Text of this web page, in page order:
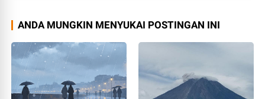
ANDA MUNGKIN MENYUKAI POSTINGAN INI